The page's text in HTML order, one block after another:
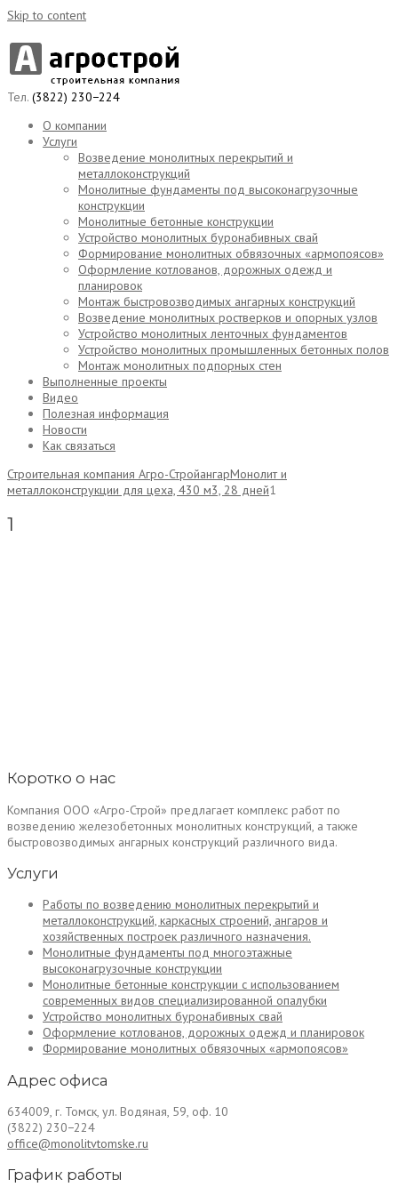
Skip to content
Тел. (3822) 230−224
О компании
Услуги
Возведение монолитных перекрытий и
металлоконструкций
Монолитные фундаменты под высоконагрузочные
конструкции
Монолитные бетонные конструкции
Устройство монолитных буронабивных свай
Формирование монолитных обвязочных «армопоясов»
Оформление котлованов, дорожных одежд и
планировок
Монтаж быстровозводимых ангарных конструкций
Возведение монолитных ростверков и опорных узлов
Устройство монолитных ленточных фундаментов
Устройство монолитных промышленных бетонных полов
Монтаж монолитных подпорных стен
Выполненные проекты
Видео
Полезная информация
Новости
Как связаться
Строительная компания Агро-СтройангарМонолит и
металлоконструкции для цеха, 430 м3, 28 дней1
1
Коротко о нас
Компания ООО «Агро-Строй» предлагает комплекс работ по
возведению железобетонных монолитных конструкций, а также
быстровозводимых ангарных конструкций различного вида.
Услуги
Работы по возведению монолитных перекрытий и
металлоконструкций, каркасных строений, ангаров и
хозяйственных построек различного назначения.
Монолитные фундаменты под многоэтажные
высоконагрузочные конструкции
Монолитные бетонные конструкции с использованием
современных видов специализированной опалубки
Устройство монолитных буронабивных свай
Оформление котлованов, дорожных одежд и планировок
Формирование монолитных обвязочных «армопоясов»
Адрес офиса
634009, г. Томск, ул. Водяная, 59, оф. 10
(3822) 230−224
office@monolitvtomske.ru
График работы